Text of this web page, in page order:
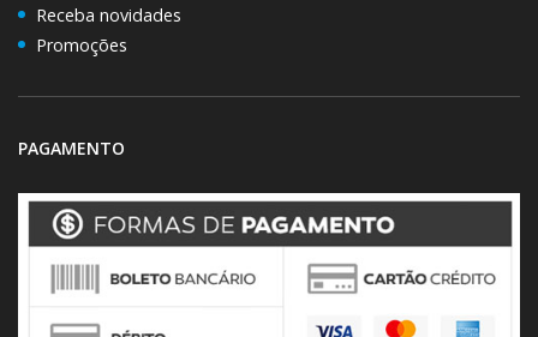
Receba novidades
Promoções
PAGAMENTO